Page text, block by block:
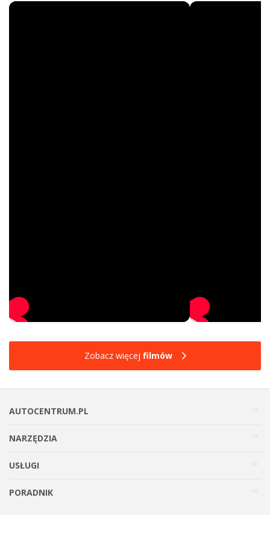
Zobacz więcej filmów
AUTOCENTRUM.PL
NARZĘDZIA
USŁUGI
PORADNIK